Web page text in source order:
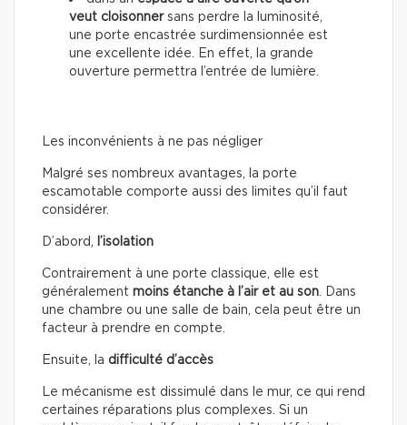
veut cloisonnersans perdre la luminosité,
une porte encastrée surdimensionnée est
une excellente idée. En effet, la grande
ouverture permettra l’entrée de lumière.
Les inconvénients à ne pas négliger
Malgré ses nombreux avantages, la porte
escamotable comporte aussi des limites qu’il faut
considérer.
D’abord, l’isolation
Contrairement à une porte classique, elle est
généralement moins étanche à l’air et au son . Dans
une chambre ou une salle de bain, cela peut être un
facteur à prendre en compte.
Ensuite, la difficulté d’accès
Le mécanisme est dissimulé dans le mur, ce qui rend
certaines réparations plus complexes. Si un